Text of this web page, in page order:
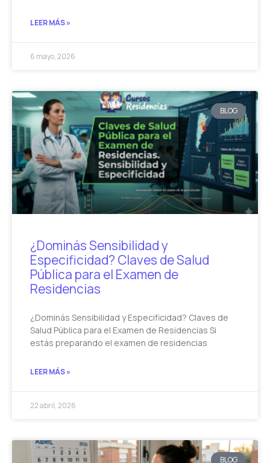
LEER MÁS »
6 mayo, 2026
BLOG
¿Dominás Sensibilidad y
Especificidad? Claves de Salud
Pública para el Examen de
Residencias
¿Dominás Sensibilidad y Especificidad? Claves de
Salud Pública para el Examen de Residencias Si
estás preparando el examen de residencias
LEER MÁS »
22 abril, 2026
BLOG